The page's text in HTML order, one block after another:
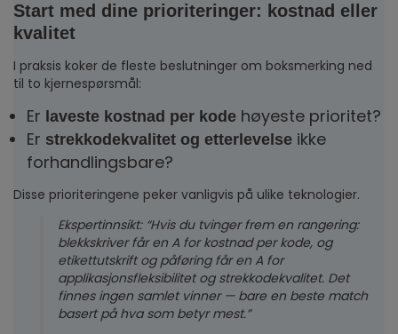
Start med dine prioriteringer: kostnad eller
kvalitet
I praksis koker de fleste beslutninger om boksmerking ned
til to kjernespørsmål:
Er laveste kostnad per kode høyeste prioritet?
Er strekkodekvalitet og etterlevelse ikke
forhandlingsbare?
Disse prioriteringene peker vanligvis på ulike teknologier.
Ekspertinnsikt: “Hvis du tvinger frem en rangering:
blekkskriver får en A for kostnad per kode, og
etikettutskrift og påføring får en A for
applikasjonsfleksibilitet og strekkodekvalitet. Det
finnes ingen samlet vinner — bare en beste match
basert på hva som betyr mest.”